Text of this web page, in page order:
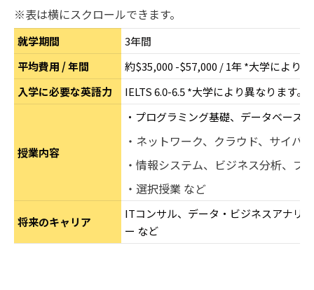
※表は横にスクロールできます。
就学期間
3年間
平均費用 / 年間
約$35,000 -$57,000 / 1年 *大学により
入学に必要な英語力
IELTS 6.0-6.5 *大学により異なります。
授業内容
・プログラミング基礎、データベース
・ネットワーク、クラウド、サイバ
・情報システム、ビジネス分析、プ
・選択授業 など
将来のキャリア
ITコンサル、データ・ビジネスアナリ
ー など